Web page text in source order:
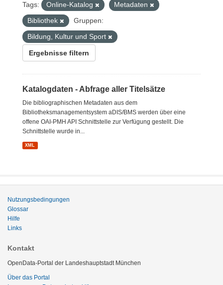
Tags: Online-Katalog
Metadaten
Bibliothek
Gruppen:
Bildung, Kultur und Sport
Ergebnisse filtern
Katalogdaten - Abfrage aller Titelsätze
Die bibliographischen Metadaten aus dem
Bibliotheksmanagementsystem aDIS/BMS werden über eine
offene OAI-PMH API Schnittstelle zur Verfügung gestellt. Die
Schnittstelle wurde in...
XML
Nutzungsbedingungen
Glossar
Hilfe
Links
Kontakt
OpenData-Portal der Landeshauptstadt München
Über das Portal